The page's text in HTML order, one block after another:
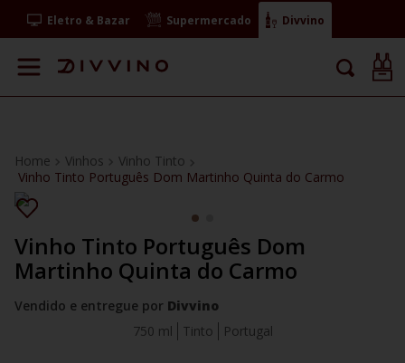
Eletro & Bazar Supermercado Divvino
Vinhos
Vinho Tinto
Vinho Tinto Português Dom Martinho Quinta do Carmo
Vinho Tinto Português Dom
Martinho Quinta do Carmo
Vendido e entregue por Divvino
Tinto
Portugal
750 ml